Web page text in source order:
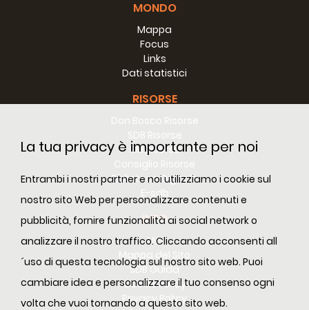
La tua privacy è importante per noi
Entrambi i nostri partner e noi utilizziamo i cookie sul
nostro sito Web per personalizzare contenuti e
pubblicità, fornire funzionalità ai social network o
analizzare il nostro traffico. Cliccando acconsenti all
´uso di questa tecnologia sul nostro sito web. Puoi
cambiare idea e personalizzare il tuo consenso ogni
volta che vuoi tornando a questo sito web.
MONDO
Mappa
Focus
Links
Dati statistici
RISORSE
RM Risorse
Biblioteca Digitale
E-sdb
INFO
ANS
Mappa del Sito
SDB Guida
Cookie Policy
Privacy Policy